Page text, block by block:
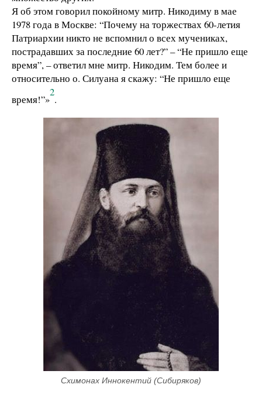
Я об этом говорил покойному митр. Никодиму в мае
1978 года в Москве: “Почему на торжествах 60-летия
Патриархии никто не вспомнил о всех мучениках,
пострадавших за последние 60 лет?” – “Не пришло еще
время”, – ответил мне митр. Никодим. Тем более и
относительно о. Силуана я скажу: “Не пришло еще
время!”»
2
.
Схимонах Иннокентий (Сибиряков)